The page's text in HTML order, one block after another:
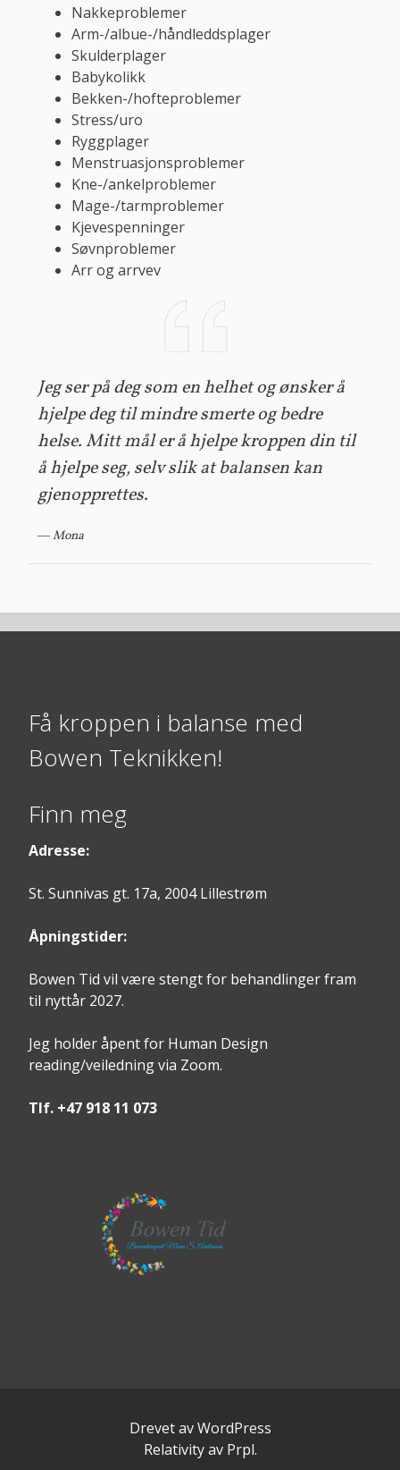
Nakkeproblemer
Arm-/albue-/håndleddsplager
Skulderplager
Babykolikk
Bekken-/hofteproblemer
Stress/uro
Ryggplager
Menstruasjonsproblemer
Kne-/ankelproblemer
Mage-/tarmproblemer
Kjevespenninger
Søvnproblemer
Arr og arrvev
Jeg ser på deg som en helhet og ønsker å
hjelpe deg til mindre smerte og bedre
helse. Mitt mål er å hjelpe kroppen din til
å hjelpe seg, selv slik at balansen kan
gjenopprettes.
Mona
Få kroppen i balanse med
Bowen Teknikken!
Finn meg
Adresse:
St. Sunnivas gt. 17a, 2004 Lillestrøm
Åpningstider:
Bowen Tid vil være stengt for behandlinger fram
til nyttår 2027.
Jeg holder åpent for Human Design
reading/veiledning via Zoom.
Tlf. +47 918 11 073
Drevet av WordPress
Relativityav Prpl.